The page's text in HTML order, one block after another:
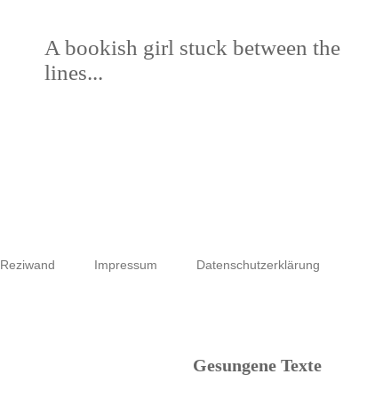
A bookish girl stuck between the
lines...
Reziwand Impressum Datenschutzerklärung
Gesungene Texte